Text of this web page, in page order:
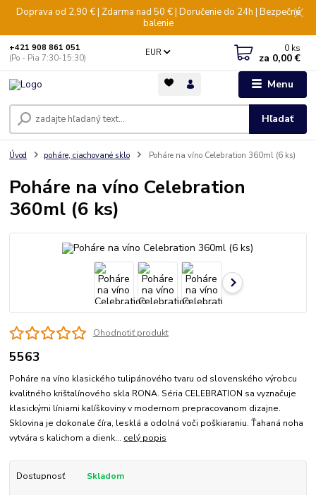
Doprava od 2,90 € | Zdarma nad 50 € | Doručenie do 24h | Bezpečné
balenie
Menu
EUR
Hľadať
+421 908 861 051
(Po - Pia 7:30-15:30)
0 ks
za 0,00 €
Úvod poháre, ciachované sklo Poháre na víno Celebration 360ml (6 ks)
Poháre na víno Celebration
360ml (6 ks)
Ohodnotiť produkt
5563
Poháre na víno klasického tulipánového tvaru od slovenského výrobcu
kvalitného krištalínového skla RONA. Séria CELEBRATION sa vyznačuje
klasickými líniami kalíškoviny v modernom prepracovanom dizajne.
Sklovina je dokonale číra, lesklá a odolná voči poškiaraniu. Ťahaná noha
vytvára s kalichom a dienk... celý popis
Dostupnosť Skladom